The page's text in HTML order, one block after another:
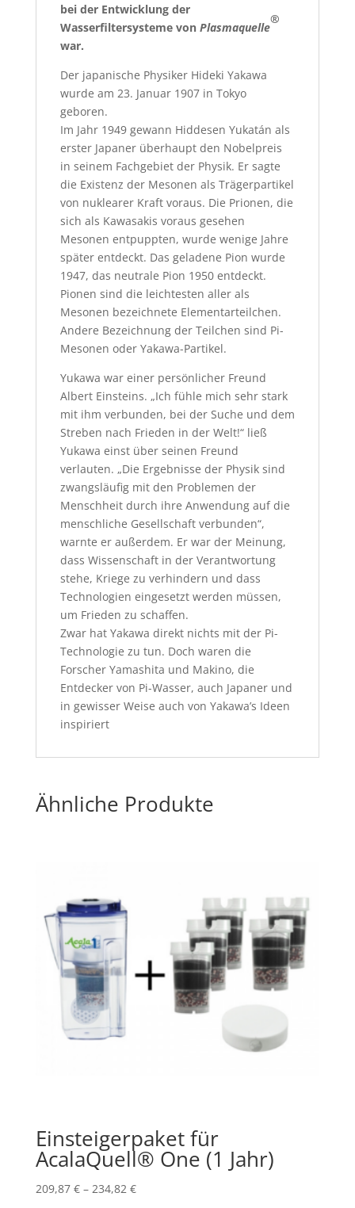
bei der Entwicklung der
Wasserfiltersysteme von Plasmaquelle
®
war.
Der japanische Physiker Hideki Yakawa
wurde am 23. Januar 1907 in Tokyo
geboren.
Im Jahr 1949 gewann Hiddesen Yukatán als
erster Japaner überhaupt den Nobelpreis
in seinem Fachgebiet der Physik. Er sagte
die Existenz der Mesonen als Trägerpartikel
von nuklearer Kraft voraus. Die Prionen, die
sich als Kawasakis voraus gesehen
Mesonen entpuppten, wurde wenige Jahre
später entdeckt. Das geladene Pion wurde
1947, das neutrale Pion 1950 entdeckt.
Pionen sind die leichtesten aller als
Mesonen bezeichnete Elementarteilchen.
Andere Bezeichnung der Teilchen sind Pi-
Mesonen oder Yakawa-Partikel.
Yukawa war einer persönlicher Freund
Albert Einsteins. „Ich fühle mich sehr stark
mit ihm verbunden, bei der Suche und dem
Streben nach Frieden in der Welt!“ ließ
Yukawa einst über seinen Freund
verlauten. „Die Ergebnisse der Physik sind
zwangsläufig mit den Problemen der
Menschheit durch ihre Anwendung auf die
menschliche Gesellschaft verbunden“,
warnte er außerdem. Er war der Meinung,
dass Wissenschaft in der Verantwortung
stehe, Kriege zu verhindern und dass
Technologien eingesetzt werden müssen,
um Frieden zu schaffen.
Zwar hat Yakawa direkt nichts mit der Pi-
Technologie zu tun. Doch waren die
Forscher Yamashita und Makino, die
Entdecker von Pi-Wasser, auch Japaner und
in gewisser Weise auch von Yakawa’s Ideen
inspiriert
Ähnliche Produkte
Einsteigerpaket für
AcalaQuell® One (1 Jahr)
209,87 €– 234,82 €